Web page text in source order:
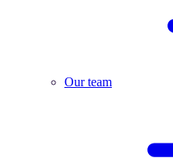
Our team